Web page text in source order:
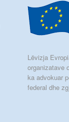
Lëvizja
organizatave
ka advokuar
federal dhe